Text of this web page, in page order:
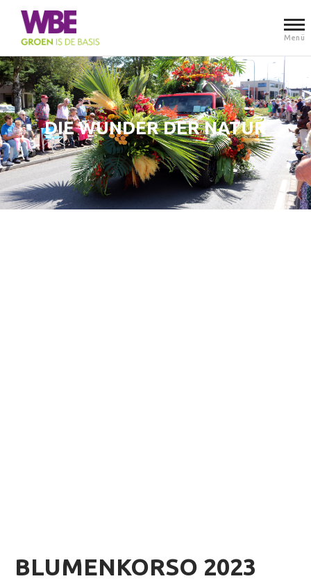
Menü
DIE WUNDER DER NATUR
BLUMENKORSO 2023